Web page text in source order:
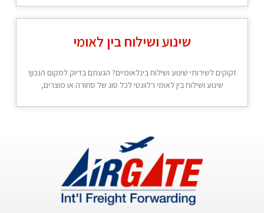
שינוע ושילוח בין לאומי
זקוקים לשירותי שינוע ושילוח בינלאומיים? הגעתם בדיוק למקום הנכון!
שינוע ושילוח בין לאומי רלוונטי לכל סוג של סחורה או מוצרים,